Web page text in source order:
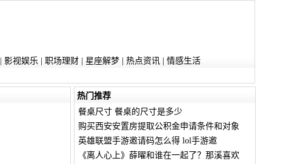
影视娱乐 职场理财| 星座解梦| 热点资讯| 情感生活
热门推荐
餐桌尺寸 餐桌的尺寸是多少
购买西安安置房提取公积金申请条件和对象
英雄联盟手游邀请码怎么得 lol手游邀
《离人心上》薛曜和谁在一起了？那溪喜欢